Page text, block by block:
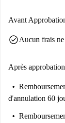
Avant
check_circleAucun frais
Après
d'annulation 60